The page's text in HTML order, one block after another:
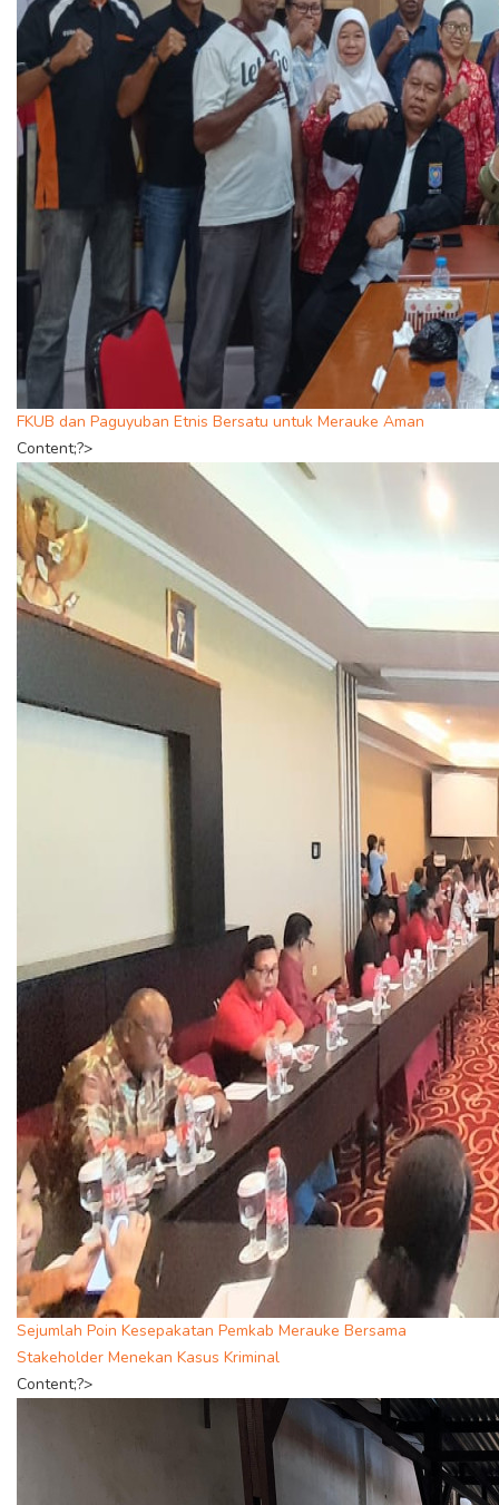
FKUB dan Paguyuban Etnis Bersatu untuk Merauke Aman
Content;?>
Sejumlah Poin Kesepakatan Pemkab Merauke Bersama
Stakeholder Menekan Kasus Kriminal
Content;?>